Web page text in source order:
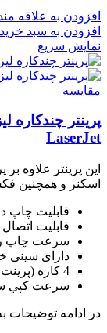
افزودن به علاقه
افزودن به سبد خرید
نمایش سریع
مقايسه
LaserJet
این پرینتر علاوه
اسکنر و همچنین
قابلیت چاپ
قابلیت
سرعت چاپ رنگی و
دارای سینی خروجی
4 کاره (پرينت، اسکن، کپي، فکس)
سرعت کپي سياه و
در ادامه توضیحات